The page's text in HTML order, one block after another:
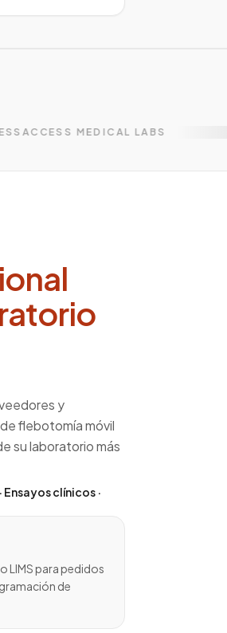
ACCESS MEDICAL LABS
y
flebotomía móvil
su laboratorio más
clínicos ·
LIMS para pedidos
de